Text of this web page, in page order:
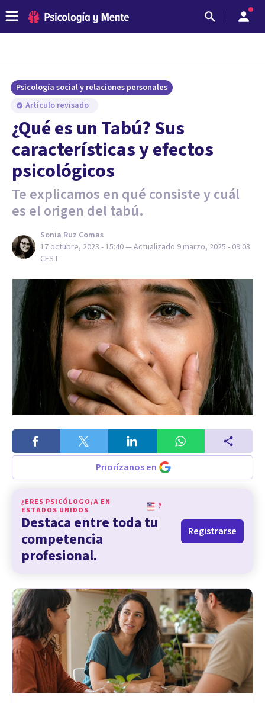
Psicología social y relaciones personales
Artículo revisado
¿Qué es un Tabú? Sus
características y efectos
psicológicos
Te explicamos en qué consiste y cuál
es el origen del tabú.
Sonia Ruz Comas
17 octubre, 2023 - 15:40— Actualizado 9 marzo, 2025 - 09:03
CEST
Priorízanos en
¿ERES PSICÓLOGO/A EN
ESTADOS UNIDOS
?
Destaca entre toda tu
competencia
profesional.
Registrarse